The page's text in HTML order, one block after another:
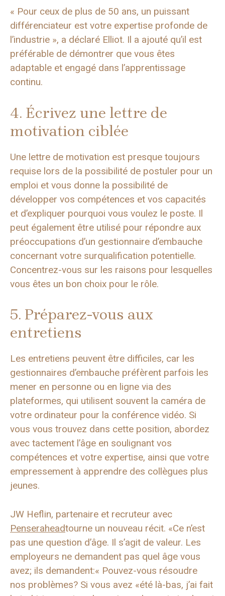
« Pour ceux de plus de 50 ans, un puissant
différenciateur est votre expertise profonde de
l’industrie », a déclaré Elliot. Il a ajouté qu’il est
préférable de démontrer que vous êtes
adaptable et engagé dans l’apprentissage
continu.
4. Écrivez une lettre de
motivation ciblée
Une lettre de motivation est presque toujours
requise lors de la possibilité de postuler pour un
emploi et vous donne la possibilité de
développer vos compétences et vos capacités
et d’expliquer pourquoi vous voulez le poste. Il
peut également être utilisé pour répondre aux
préoccupations d’un gestionnaire d’embauche
concernant votre surqualification potentielle.
Concentrez-vous sur les raisons pour lesquelles
vous êtes un bon choix pour le rôle.
5. Préparez-vous aux
entretiens
Les entretiens peuvent être difficiles, car les
gestionnaires d’embauche préfèrent parfois les
mener en personne ou en ligne via des
plateformes, qui utilisent souvent la caméra de
votre ordinateur pour la conférence vidéo. Si
vous vous trouvez dans cette position, abordez
avec tactement l’âge en soulignant vos
compétences et votre expertise, ainsi que votre
empressement à apprendre des collègues plus
jeunes.
JW Heflin, partenaire et recruteur avec
Penseraheadtourne un nouveau récit. «Ce n’est
pas une question d’âge. Il s’agit de valeur. Les
employeurs ne demandent pas quel âge vous
avez; ils demandent:« Pouvez-vous résoudre
nos problèmes? Si vous avez «été là-bas, j’ai fait